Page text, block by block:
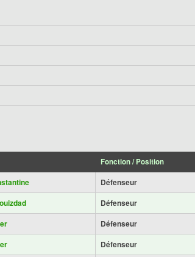
Fonction / Position
Défenseur
Défenseur
Défenseur
Défenseur